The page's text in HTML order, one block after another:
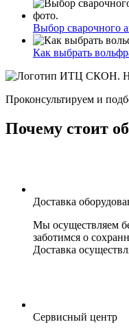
Выбор сварочного
Как выбрать
Проконсультируем и
Почему стоит
Доставка
Мы осуществляем
заботимся о
Доставка
Сервисный центр